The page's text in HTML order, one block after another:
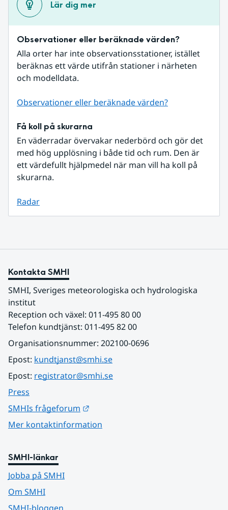
Lär dig mer
Observationer eller beräknade värden?
Alla orter har inte observationsstationer, istället
beräknas ett värde utifrån stationer i närheten
och modelldata.
Observationer eller beräknade värden?
Få koll på skurarna
En väderradar övervakar nederbörd och gör det
med hög upplösning i både tid och rum. Den är
ett värdefullt hjälpmedel när man vill ha koll på
skurarna.
Radar
Kontakta SMHI
SMHI, Sveriges meteorologiska och hydrologiska
institut
Reception och växel: 011-495 80 00
Telefon kundtjänst: 011-495 82 00
Organisationsnummer: 202100-0696
Epost: kundtjanst@smhi.se
Epost: registrator@smhi.se
Press
SMHIs frågeforum
Mer kontaktinformation
SMHI-länkar
Jobba på SMHI
Om SMHI